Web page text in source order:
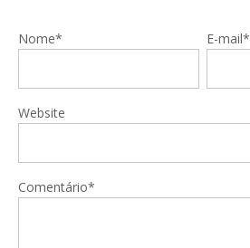
Nome* E-mail*
Website
Comentário*